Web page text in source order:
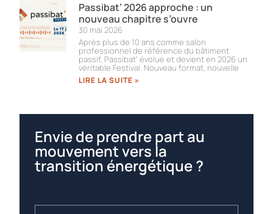
Passibat’ 2026 approche : un
nouveau chapitre s’ouvre
30 mai 2026
Après plus de 10 ans comme salon
professionnel de référence du bâtiment
passif, Passibat’ évolue et devient en 2026 un
véritable Festival. Nouveau format, nouvelle
LIRE LA SUITE »
Envie de prendre part au
mouvement vers la
transition énergétique ?